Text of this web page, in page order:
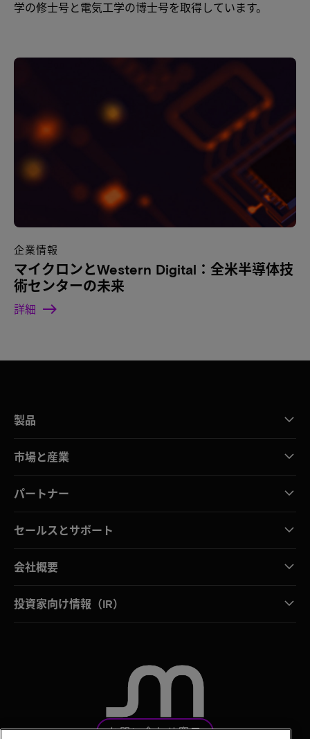
学の修士号と電気工学の博士号を取得しています。
企業情報
マイクロンとWestern Digital：全米半導体技
術センターの未来
詳細
製品
市場と産業
パートナー
セールスとサポート
会社概要
投資家向け情報（IR）
お問い合わせ窓口